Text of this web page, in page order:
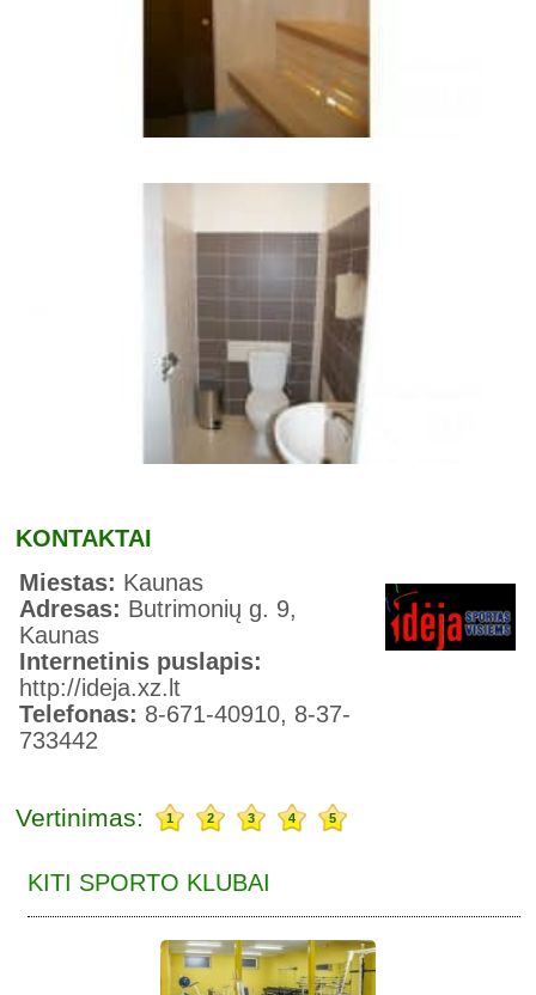
KONTAKTAI
Miestas: Kaunas
Adresas: Butrimonių g. 9,
Kaunas
Internetinis puslapis:
http://ideja.xz.lt
Telefonas: 8-671-40910, 8-37-
733442
Vertinimas: 1 2 3 4 5
KITI SPORTO KLUBAI